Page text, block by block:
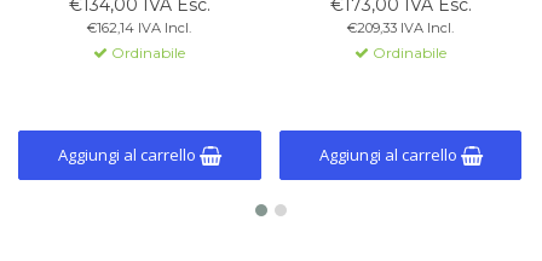
on/off, PWM e a 3 punti, con
funzioni di termostato e logica
integrate.
€134,00 IVA Esc.
€162,14 IVA Incl.
Ordinabile
Aggiungi al carrello
on/off, PWM e a 3 punti, con
funzioni di termostato e logica
integrate.
€173,00 IVA Esc.
€209,33 IVA Incl.
Ordinabile
Aggiungi al carrello